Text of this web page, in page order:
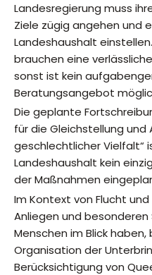
Landesregierung muss
Ziele zügig angehen und
Landeshaushalt
brauchen eine
sonst ist kein
Beratungsangebot
Die geplante
für die Gleichstellung und
geschlechtlicher Vielfalt“
Landeshaushalt kein
der Maßnahmen
Im Kontext von Flucht
Anliegen und
Menschen im Blick
Organisation der
Berücksichtigung von